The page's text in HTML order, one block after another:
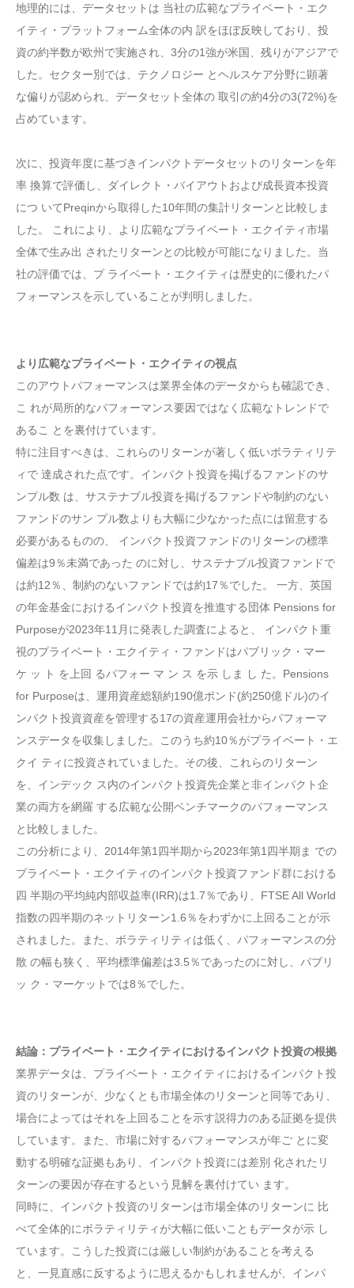
地理的には、データセットは 当社の広範なプライベート・エク
イティ・プラットフォーム全体の内 訳をほぼ反映しており、投
資の約半数が欧州で実施され、3分の1強が米国、残りがアジアで
した。セクター別では、テクノロジー とヘルスケア分野に顕著
な偏りが認められ、データセット全体の 取引の約4分の3(72%)を
占めています。
次に、投資年度に基づきインパクトデータセットのリターンを年
率 換算で評価し、ダイレクト・バイアウトおよび成長資本投資
につ いてPreqinから取得した10年間の集計リターンと比較しま
した。 これにより、より広範なプライベート・エクイティ市場
全体で生み出 されたリターンとの比較が可能になりました。当
社の評価では、プ ライベート・エクイティは歴史的に優れたパ
フォーマンスを示していることが判明しました。
より広範なプライベート・エクイティの視点
このアウトパフォーマンスは業界全体のデータからも確認でき、
こ れが局所的なパフォーマンス要因ではなく広範なトレンドで
あるこ とを裏付けています。
特に注目すべきは、これらのリターンが著しく低いボラティリテ
ィで 達成された点です。インパクト投資を掲げるファンドのサ
ンプル数 は、サステナブル投資を掲げるファンドや制約のない
ファンドのサン プル数よりも大幅に少なかった点には留意する
必要があるものの、 インパクト投資ファンドのリターンの標準
偏差は9％未満であった のに対し、サステナブル投資ファンドで
は約12％、制約のないファンドでは約17％でした。 一方、英国
の年金基金におけるインパクト投資を推進する団体 Pensions for
Purposeが2023年11月に発表した調査によると、 インパクト重
視のプライベート・エクイティ・ファンドはパブリック・マー
ケ ッ ト を上回 るパフォー マ ン ス を示 しま し た。Pensions
for Purposeは、運用資産総額約190億ポンド(約250億ドル)のイ
ンパクト投資資産を管理する17の資産運用会社からパフォーマ
ンスデータを収集しました。このうち約10％がプライベート・エ
クイ ティに投資されていました。その後、これらのリターン
を、インデック ス内のインパクト投資先企業と非インパクト企
業の両方を網羅 する広範な公開ベンチマークのパフォーマンス
と比較しました。
この分析により、2014年第1四半期から2023年第1四半期ま での
プライベート・エクイティのインパクト投資ファンド群における
四 半期の平均純内部収益率(IRR)は1.7％であり、FTSE All World
指数の四半期のネットリターン1.6％をわずかに上回ることが示
されました。また、ボラティリティは低く、パフォーマンスの分
散 の幅も狭く、平均標準偏差は3.5％であったのに対し、パブリ
ッ ク・マーケットでは8％でした。
結論：プライベート・エクイティにおけるインパクト投資の根拠
業界データは、プライベート・エクイティにおけるインパクト投
資のリターンが、少なくとも市場全体のリターンと同等であり、
場合によってはそれを上回ることを示す説得力のある証拠を提供
しています。また、市場に対するパフォーマンスが年ご とに変
動する明確な証拠もあり、インパクト投資には差別 化されたリ
ターンの要因が存在するという見解を裏付けてい ます。
同時に、インパクト投資のリターンは市場全体のリターンに 比
べて全体的にボラティリティが大幅に低いこともデータが示 し
ています。こうした投資には厳しい制約があることを考える
と、一見直感に反するように思えるかもしれませんが、インパ